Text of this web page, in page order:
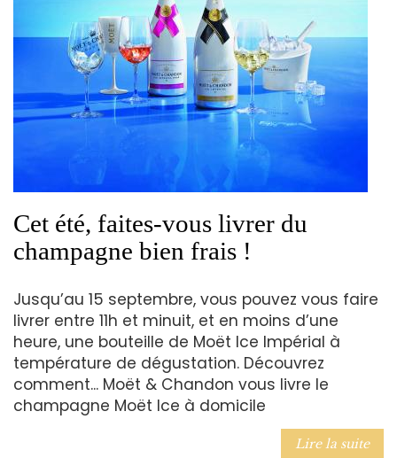
Cet été, faites-vous livrer du
champagne bien frais !
Jusqu’au 15 septembre, vous pouvez vous faire
livrer entre 11h et minuit, et en moins d’une
heure, une bouteille de Moët Ice Impérial à
température de dégustation. Découvrez
comment... Moët & Chandon vous livre le
champagne Moët Ice à domicile
Lire la suite